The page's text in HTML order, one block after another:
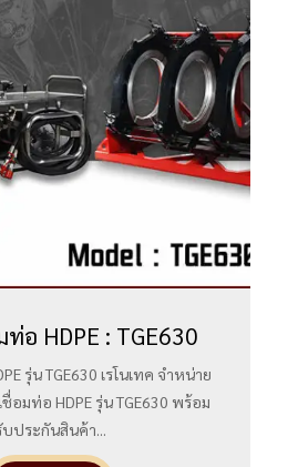
ท่อ HDPE : TGE630
รุ่น TGE630 เรโนเทค จำหน่าย
ชื่อมท่อ HDPE รุ่น TGE630 พร้อม
บประกันสินค้า...